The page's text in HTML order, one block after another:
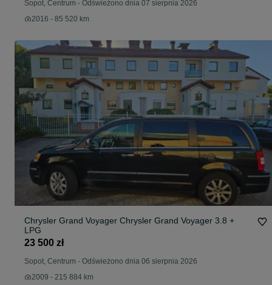
Sopot, Centrum - Odświeżono dnia 07 sierpnia 2026
2016 - 85 520 km
Chrysler Grand Voyager Chrysler Grand Voyager 3.8 +
LPG
23 500 zł
Sopot, Centrum - Odświeżono dnia 06 sierpnia 2026
2009 - 215 884 km